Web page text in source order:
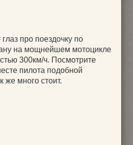
глаз про поездочку по
на мощнейшем мотоцикле
300км/ч. Посмотрите
пилота подобной
же много стоит.